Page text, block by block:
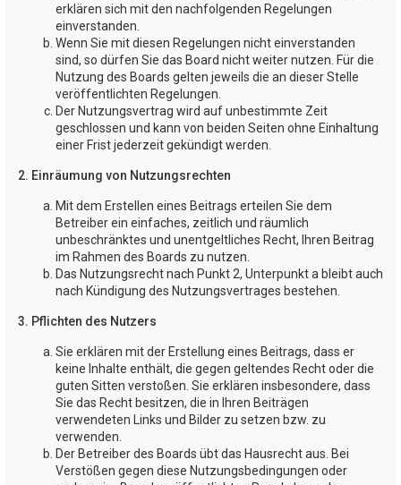
erklären sich mit den nachfolgenden Regelungen
einverstanden.
Wenn Sie mit diesen Regelungen nicht einverstanden
sind, so dürfen Sie das Board nicht weiter nutzen. Für die
Nutzung des Boards gelten jeweils die an dieser Stelle
veröffentlichten Regelungen.
Der Nutzungsvertrag wird auf unbestimmte Zeit
geschlossen und kann von beiden Seiten ohne Einhaltung
einer Frist jederzeit gekündigt werden.
2. Einräumung von Nutzungsrechten
Mit dem Erstellen eines Beitrags erteilen Sie dem
Betreiber ein einfaches, zeitlich und räumlich
unbeschränktes und unentgeltliches Recht, Ihren Beitrag
im Rahmen des Boards zu nutzen.
Das Nutzungsrecht nach Punkt 2, Unterpunkt a bleibt auch
nach Kündigung des Nutzungsvertrages bestehen.
3. Pflichten des Nutzers
Sie erklären mit der Erstellung eines Beitrags, dass er
keine Inhalte enthält, die gegen geltendes Recht oder die
guten Sitten verstoßen. Sie erklären insbesondere, dass
Sie das Recht besitzen, die in Ihren Beiträgen
verwendeten Links und Bilder zu setzen bzw. zu
verwenden.
Der Betreiber des Boards übt das Hausrecht aus. Bei
Verstößen gegen diese Nutzungsbedingungen oder